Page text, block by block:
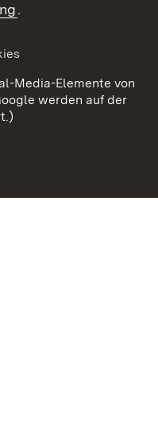
.
Media-Elemente von
werden auf der